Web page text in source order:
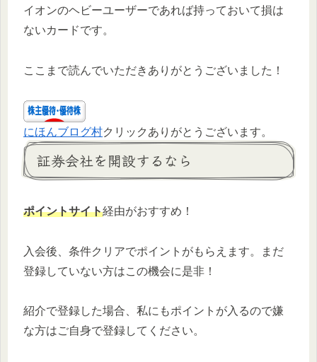
イオンのヘビーユーザーであれば持っておいて損は
ないカードです。
ここまで読んでいただきありがとうございました！
にほんブログ村クリックありがとうございます。
証券会社を開設するなら
ポイントサイト経由がおすすめ！
入会後、条件クリアでポイントがもらえます。まだ
登録していない方はこの機会に是非！
紹介で登録した場合、私にもポイントが入るので嫌
な方はご自身で登録してください。